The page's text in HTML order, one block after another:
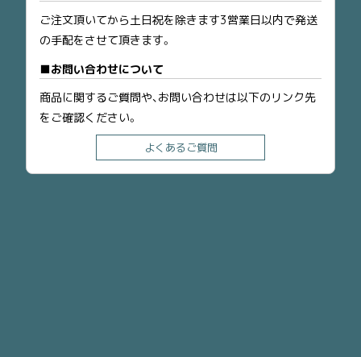
ご注文頂いてから土日祝を除きます3営業日以内で発送
の手配をさせて頂きます。
お問い合わせについて
商品に関するご質問や、お問い合わせは以下のリンク先
をご確認ください。
よくあるご質問